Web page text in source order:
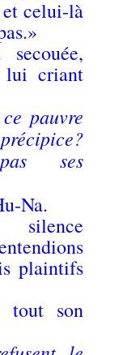
et celui-là
lui criant
pauvre
ses
Na.
plaintifs
tout son